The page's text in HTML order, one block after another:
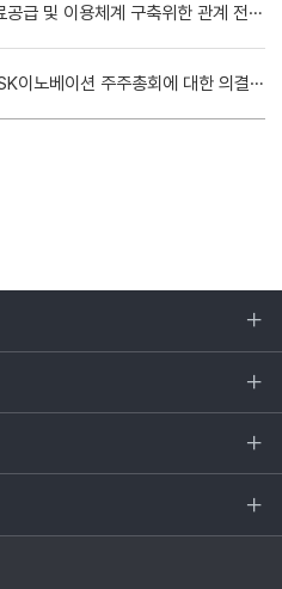
혁신적 의료공급 및 이용체계 구축위한 관계 전문가와 현장의 의견 수렴
국민연금, SK이노베이션 주주총회에 대한 의결권 행사 방향 결정